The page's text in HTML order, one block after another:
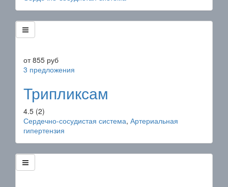
от855 руб
3 предложения
Трипликсам
4.5 (2)
Сердечно-сосудистая система, Артериальная
гипертензия